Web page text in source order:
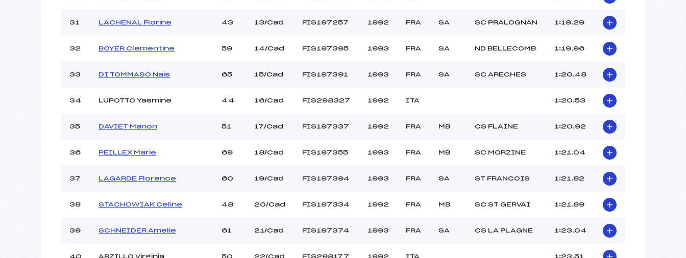
31 LACHENAL Florine 43 13/Cad FIS197257 1992 FRA SA SC PRALOGNAN 1:19.29
32 BOYER Clementine 59 14/Cad FIS197395 1993 FRA SA ND BELLECOMB 1:19.96
33 DI TOMMASO Nais 65 15/Cad FIS197391 1993 FRA SA SC ARECHES 1:20.48
34 LUPOTTO Yasmine 44 16/Cad FIS298327 1992 ITA 1:20.53
35 DAVIET Manon 51 17/Cad FIS197337 1992 FRA MB CS FLAINE 1:20.92
36 PEILLEX Marie 69 18/Cad FIS197355 1993 FRA MB SC MORZINE 1:21.04
37 LAGARDE Florence 60 19/Cad FIS197394 1993 FRA SA ST FRANCOIS 1:21.82
38 STACHOWIAK Celine 48 20/Cad FIS197334 1992 FRA MB SC ST GERVAI 1:21.89
39 SCHNEIDER Amelie 61 21/Cad FIS197374 1993 FRA SA CS LA PLAGNE 1:23.04
40 ARZILLO Virginia 50 22/Cad FIS298177 1992 ITA 1:23.51